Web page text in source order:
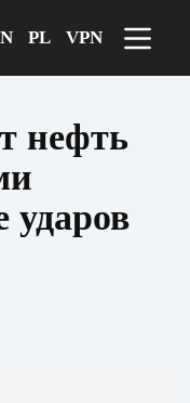
PL VPN
нефть
ударов